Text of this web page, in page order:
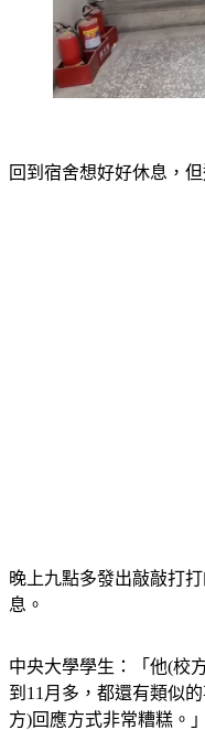
晚上九點多發出敲敲打
中央大學學生：「他(校
到11月多，都還有類似